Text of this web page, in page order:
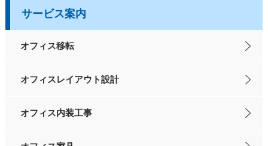
サービス案内
オフィス移転
オフィスレイアウト設計
オフィス内装工事